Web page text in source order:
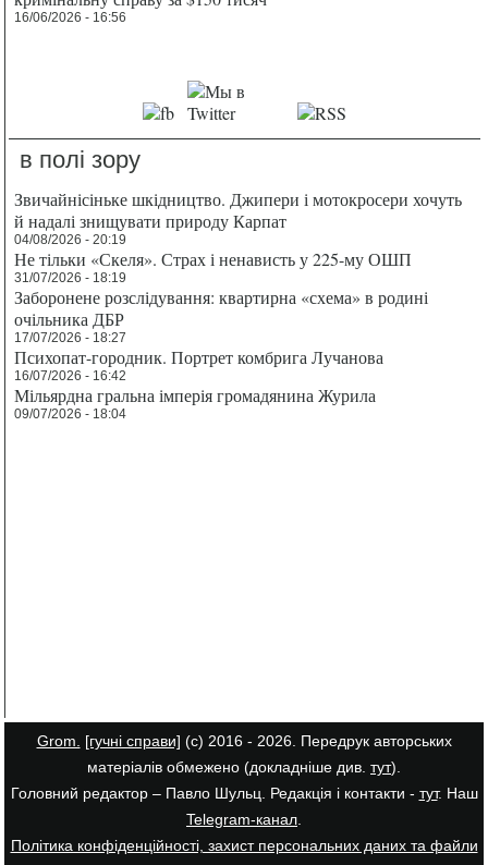
16/06/2026 - 16:56
в полі зору
Звичайнісіньке шкідництво. Джипери і мотокросери хочуть
й надалі знищувати природу Карпат
04/08/2026 - 20:19
Не тільки «Скеля». Страх і ненависть у 225-му ОШП
31/07/2026 - 18:19
Заборонене розслідування: квартирна «схема» в родині
очільника ДБР
17/07/2026 - 18:27
Психопат-городник. Портрет комбрига Лучанова
16/07/2026 - 16:42
Мільярдна гральна імперія громадянина Журила
09/07/2026 - 18:04
Grom. [гучні справи] (с) 2016 - 2026. Передрук авторських
матеріалів обмежено (докладніше див. тут).
Головний редактор – Павло Шульц. Редакція і контакти - тут. Наш
Telegram-канал
Політика конфіденційності, захист персональних даних та файли